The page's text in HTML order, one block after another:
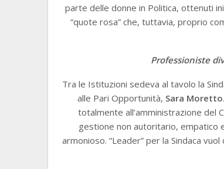
parte delle donne in Politica, ottenuti
“quote rosa” che, tuttavia, proprio
Professioniste
Tra le Istituzioni sedeva al tavolo la
alle Pari Opportunità, Sara Moretto
totalmente all’amministrazione del
gestione non autoritario, empatico
armonioso. “Leader” per la Sindaca vuol